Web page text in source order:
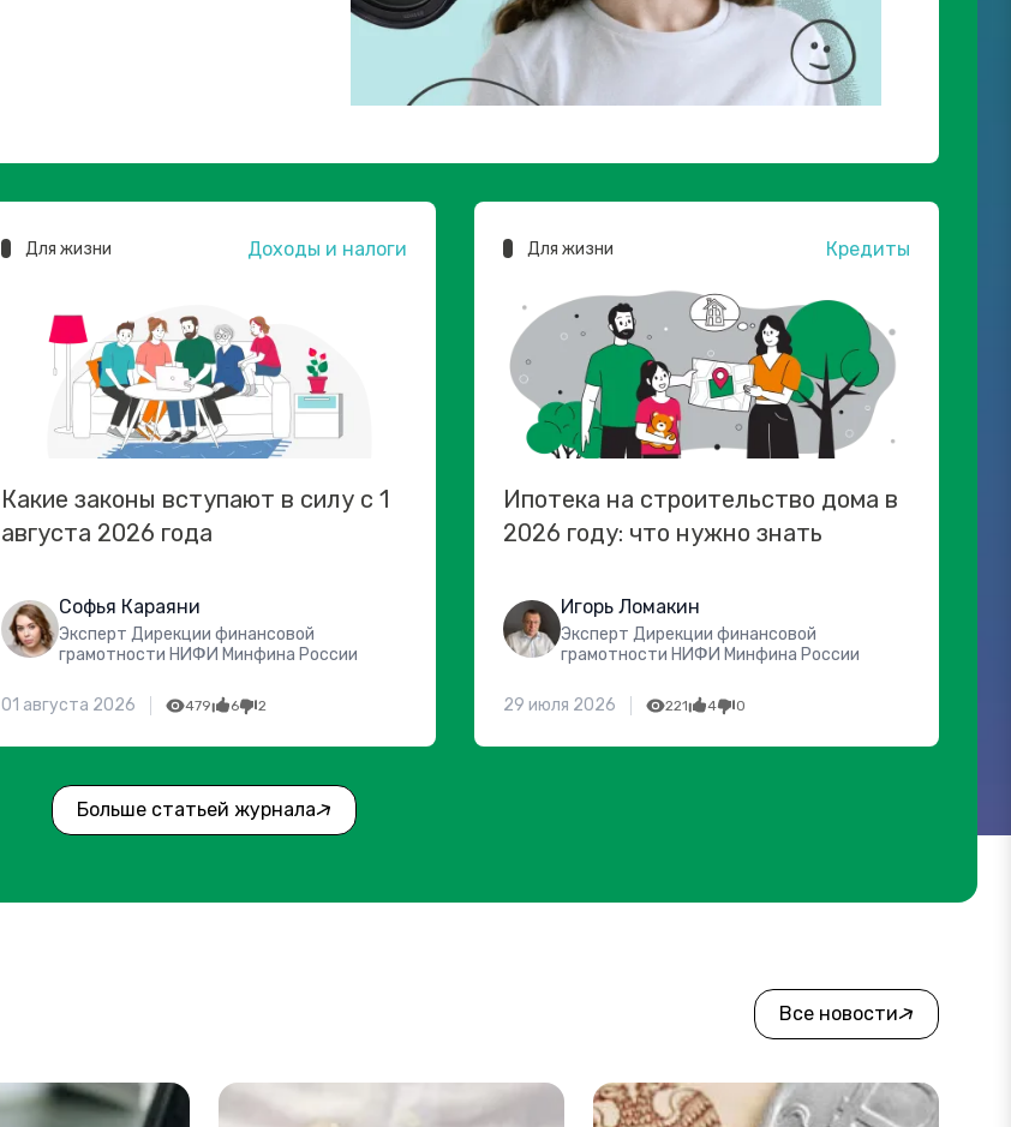
Для жизни Доходы и налоги
Какие законы вступают в силу с 1
августа 2026 года
Софья Караяни
Эксперт Дирекции финансовой
грамотности НИФИ Минфина России
01 августа 2026 479 6 2
Для жизни Кредиты
Ипотека на строительство дома в
2026 году: что нужно знать
Игорь Ломакин
Эксперт Дирекции финансовой
грамотности НИФИ Минфина России
29 июля 2026 221 4 0
Больше статьей журнала
Все новости